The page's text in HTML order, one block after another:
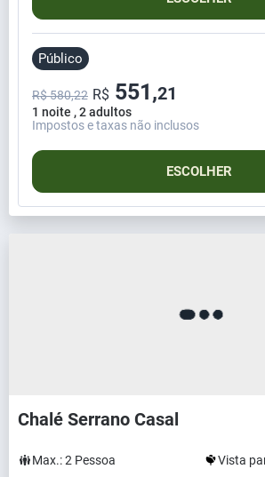
Público
1 noite , 2 adultos
R$ 580,22 R$ 551,21
Impostos e taxas não inclusos
ESCOLHER
Chalé Serrano Casal
Max.:2 Pessoa
Vista